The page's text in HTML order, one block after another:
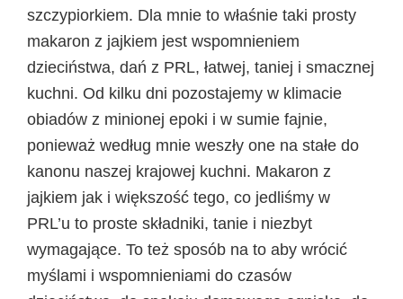
szczypiorkiem. Dla mnie to właśnie taki prosty
makaron z jajkiem jest wspomnieniem
dzieciństwa, dań z PRL, łatwej, taniej i smacznej
kuchni. Od kilku dni pozostajemy w klimacie
obiadów z minionej epoki i w sumie fajnie,
ponieważ według mnie weszły one na stałe do
kanonu naszej krajowej kuchni. Makaron z
jajkiem jak i większość tego, co jedliśmy w
PRL’u to proste składniki, tanie i niezbyt
wymagające. To też sposób na to aby wrócić
myślami i wspomnieniami do czasów